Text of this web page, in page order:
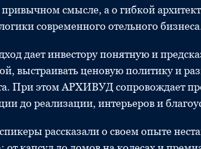
привычном смысле, а о гибкой
современного отельного
дает инвестору понятную и
выстраивать ценовую политику и
При этом АРХИВУД сопровождает
до реализации, интерьеров и
рассказали о своем опыте